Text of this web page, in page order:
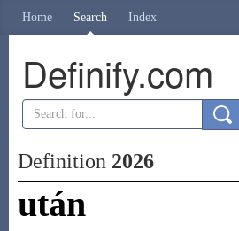
Home Search Index
Definify.com
Definition 2026
után